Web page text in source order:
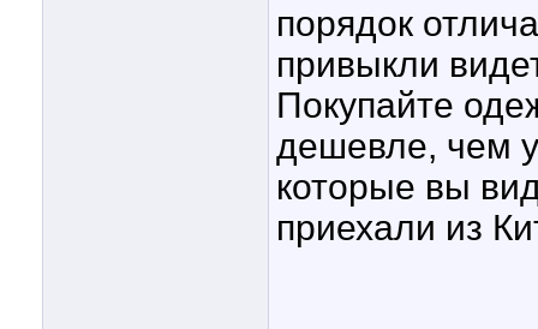
порядок
привыкли
Покупайте
дешевле, чем
которые вы
приехали из